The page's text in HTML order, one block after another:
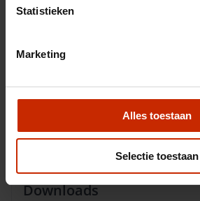
Statistieken
Marketing
Alles toestaan
Selectie toestaan
Kleur
BTW/Marge
Opties
Omschrijving
Downloads